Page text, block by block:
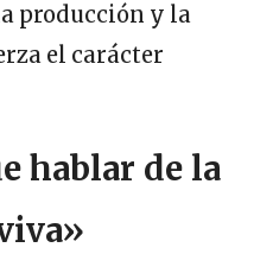
producción y la
el carácter
hablar de la